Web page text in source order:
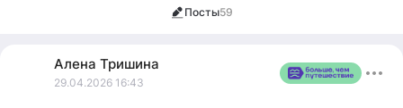
Посты59
Алена Тришина
29.04.2026 16:43